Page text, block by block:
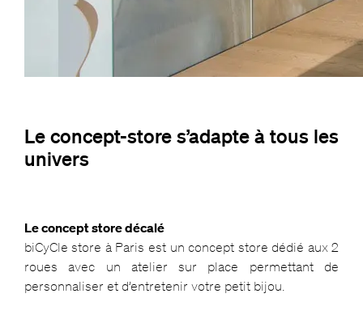
Le concept-store s’adapte à tous les
univers
Le concept store décalé
biCyCle store à Paris est un concept store dédié aux 2
roues avec un atelier sur place permettant de
personnaliser et d’entretenir votre petit bijou.